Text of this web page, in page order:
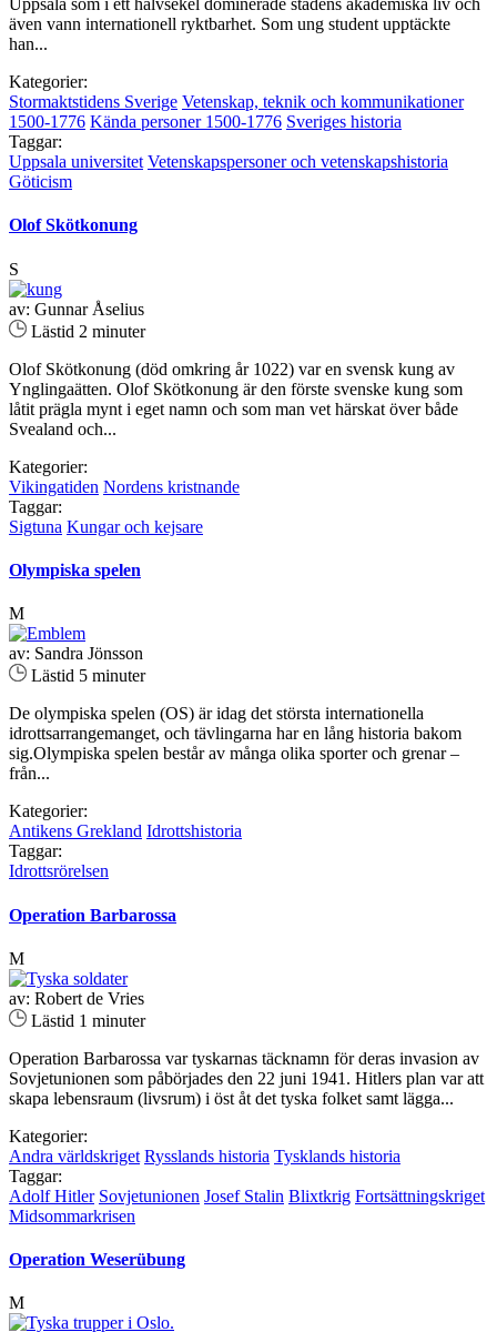
Uppsala som i ett halvsekel dominerade stadens akademiska liv och
även vann internationell ryktbarhet. Som ung student upptäckte
han...
Kategorier:
Stormaktstidens Sverige Vetenskap, teknik och kommunikationer
1500-1776 Kända personer 1500-1776 Sveriges historia
Taggar:
Uppsala universitet Vetenskapspersoner och vetenskapshistoria
Göticism
Olof Skötkonung
S
av: Gunnar Åselius
Lästid 2 minuter
Olof Skötkonung (död omkring år 1022) var en svensk kung av
Ynglingaätten. Olof Skötkonung är den förste svenske kung som
låtit prägla mynt i eget namn och som man vet härskat över både
Svealand och...
Kategorier:
Vikingatiden Nordens kristnande
Taggar:
Sigtuna Kungar och kejsare
Olympiska spelen
M
av: Sandra Jönsson
Lästid 5 minuter
De olympiska spelen (OS) är idag det största internationella
idrottsarrangemanget, och tävlingarna har en lång historia bakom
sig.Olympiska spelen består av många olika sporter och grenar –
från...
Kategorier:
Antikens Grekland Idrottshistoria
Taggar:
Idrottsrörelsen
Operation Barbarossa
M
av: Robert de Vries
Lästid 1 minuter
Operation Barbarossa var tyskarnas täcknamn för deras invasion av
Sovjetunionen som påbörjades den 22 juni 1941. Hitlers plan var att
skapa lebensraum (livsrum) i öst åt det tyska folket samt lägga...
Kategorier:
Andra världskriget Rysslands historia Tysklands historia
Taggar:
Adolf Hitler Sovjetunionen Josef Stalin Blixtkrig Fortsättningskriget
Midsommarkrisen
Operation Weserübung
M